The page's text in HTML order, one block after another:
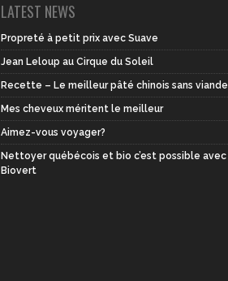
LATEST NEWS
Propreté à petit prix avec Suave
Jean Leloup au Cirque du Soleil
Recette – Le meilleur pâté chinois sans viande
Mes cheveux méritent le meilleur
Aimez-vous voyager?
Nettoyer québécois et bio c’est possible avec
Biovert